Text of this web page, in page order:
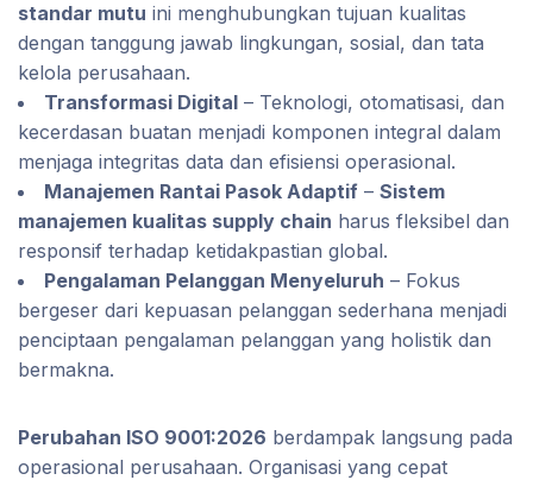
standar mutu ini menghubungkan tujuan kualitas
dengan tanggung jawab lingkungan, sosial, dan tata
kelola perusahaan.
Transformasi Digital – Teknologi, otomatisasi, dan
kecerdasan buatan menjadi komponen integral dalam
menjaga integritas data dan efisiensi operasional.
Manajemen Rantai Pasok Adaptif – Sistem
manajemen kualitas supply chain harus fleksibel dan
responsif terhadap ketidakpastian global.
Pengalaman Pelanggan Menyeluruh – Fokus
bergeser dari kepuasan pelanggan sederhana menjadi
penciptaan pengalaman pelanggan yang holistik dan
bermakna.
Perubahan ISO 9001:2026 berdampak langsung pada
operasional perusahaan. Organisasi yang cepat